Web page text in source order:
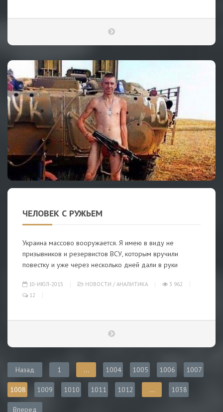
ЧЕЛОВЕК С РУЖЬЕМ
Украина массово вооружается. Я имею в виду не
призывников и резервистов ВСУ, которым вручили
повестку и уже через несколько дней дали в руки
10-ИЮЛ-2015 НОВОСТИ / АНАЛИТИКА
3 962
12
Назад 1 ... 1004 1005 1006 1007
1008 1009 1010 1011 1012 ... 1038
Вперед